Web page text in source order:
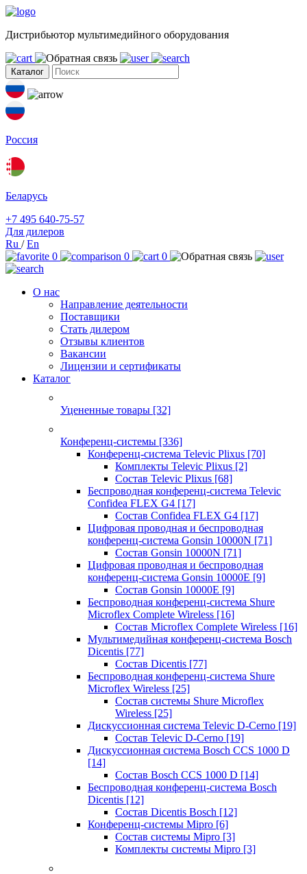
Дистрибьютор мультимедийного оборудования
Каталог
Россия
Беларусь
+7 495 640-75-57
Для дилеров
Ru /En
0
0 0
О нас
Направление деятельности
Поставщики
Стать дилером
Отзывы клиентов
Вакансии
Лицензии и сертификаты
Каталог
Уцененные товары [32]
Конференц-системы [336]
Конференц-система Televic Plixus [70]
Комплекты Televic Plixus [2]
Состав Televic Plixus [68]
Беспроводная конференц-система Televic
Confidea FLEX G4 [17]
Состав Confidea FLEX G4 [17]
Цифровая проводная и беспроводная
конференц-система Gonsin 10000N [71]
Состав Gonsin 10000N [71]
Цифровая проводная и беспроводная
конференц-система Gonsin 10000E [9]
Состав Gonsin 10000E [9]
Беспроводная конференц-система Shure
Microflex Complete Wireless [16]
Состав Microflex Complete Wireless [16]
Мультимедийная конференц-система Bosch
Dicentis [77]
Состав Dicentis [77]
Беспроводная конференц-система Shure
Microflex Wireless [25]
Состав системы Shure Microflex
Wireless [25]
Дискуссионная система Televic D-Cerno [19]
Состав Televic D-Cerno [19]
Дискуссионная система Bosch CCS 1000 D
[14]
Состав Bosch CCS 1000 D [14]
Беспроводная конференц-система Bosch
Dicentis [12]
Состав Dicentis Bosch [12]
Конференц-системы Mipro [6]
Состав системы Mipro [3]
Комплекты системы Mipro [3]